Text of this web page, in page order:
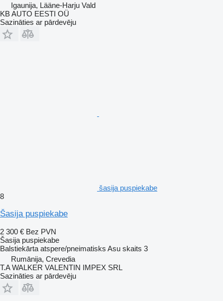
Igaunija, Lääne-Harju Vald
KB AUTO EESTI OÜ
Sazināties ar pārdevēju
šasija puspiekabe
8
Šasija puspiekabe
2 300 € Bez PVN
Šasija puspiekabe
Balstiekārta atspere/pneimatisks Asu skaits 3
Rumānija, Crevedia
T.A WALKER VALENTIN IMPEX SRL
Sazināties ar pārdevēju